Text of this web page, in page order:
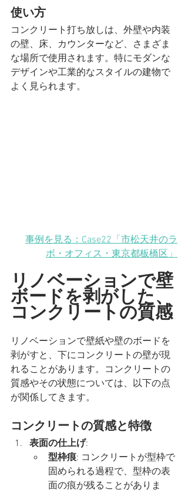
使い方
コンクリート打ち放しは、外壁や内装
の壁、床、カウンターなど、さまざま
な場所で使用されます。特にモダンな
デザインや工業的なスタイルの建物で
よく見られます。
事例を見る：Case22「市松天井のラ
ボ・オフィス・東京都板橋区」
リノベーションで壁
ボードを剥がした、
コンクリートの質感
リノベーションで壁紙や壁のボードを
剥がすと、下にコンクリートの壁が現
れることがあります。コンクリートの
質感やその状態については、以下の点
が関係してきます。
コンクリートの質感と特徴
表面の仕上げ:
型枠痕: コンクリートが型枠で
固められる過程で、型枠の表
面の痕が残ることがありま